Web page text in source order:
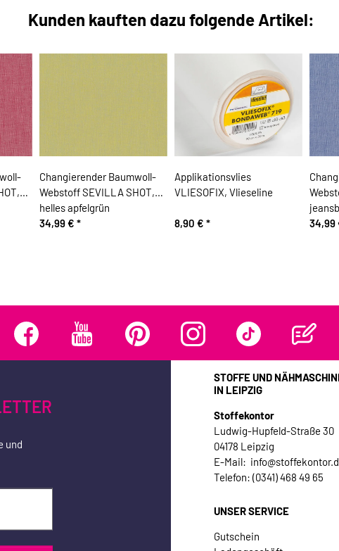
Kunden kauften dazu folgende Artikel:
Changierender Baumwoll-
Webstoff SEVILLA SHOT,
helles apfelgrün
34,99 € *
Applikationsvlies
VLIESOFIX, Vlieseline
8,90 € *
34,99
und
STOFFE UND
IN LEIPZIG
Stoffekontor
Ludwig-Hupfeld-Straße 30
04178 Leipzig
E-Mail:
Telefon: (0341) 468 49 65
UNSER SERVICE
Gutschein